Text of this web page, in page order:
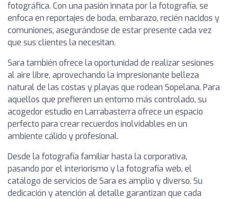
fotográfica. Con una pasión innata por la fotografía, se
enfoca en reportajes de boda, embarazo, recién nacidos y
comuniones, asegurándose de estar presente cada vez
que sus clientes la necesitan.
Sara también ofrece la oportunidad de realizar sesiones
al aire libre, aprovechando la impresionante belleza
natural de las costas y playas que rodean Sopelana. Para
aquellos que prefieren un entorno más controlado, su
acogedor estudio en Larrabasterra ofrece un espacio
perfecto para crear recuerdos inolvidables en un
ambiente cálido y profesional.
Desde la fotografía familiar hasta la corporativa,
pasando por el interiorismo y la fotografía web, el
catálogo de servicios de Sara es amplio y diverso. Su
dedicación y atención al detalle garantizan que cada